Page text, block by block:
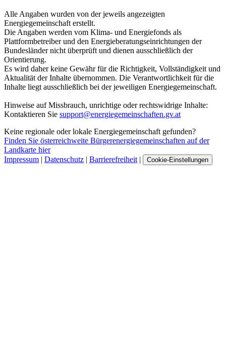
Alle Angaben wurden von der jeweils angezeigten
Energiegemeinschaft erstellt.
Die Angaben werden vom Klima- und Energiefonds als
Plattformbetreiber und den Energieberatungseinrichtungen der
Bundesländer nicht überprüft und dienen ausschließlich der
Orientierung.
Es wird daher keine Gewähr für die Richtigkeit, Vollständigkeit und
Aktualität der Inhalte übernommen. Die Verantwortlichkeit für die
Inhalte liegt ausschließlich bei der jeweiligen Energiegemeinschaft.
Hinweise auf Missbrauch, unrichtige oder rechtswidrige Inhalte:
Kontaktieren Sie support@energiegemeinschaften.gv.at
Keine regionale oder lokale Energiegemeinschaft gefunden?
Finden Sie österreichweite Bürgerenergiegemeinschaften auf der
Landkarte hier
Impressum | Datenschutz | Barrierefreiheit | Cookie-Einstellungen